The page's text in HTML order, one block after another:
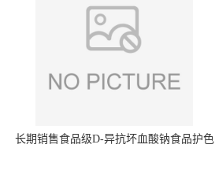
长期销售食品级D-异抗坏血酸钠食品护色